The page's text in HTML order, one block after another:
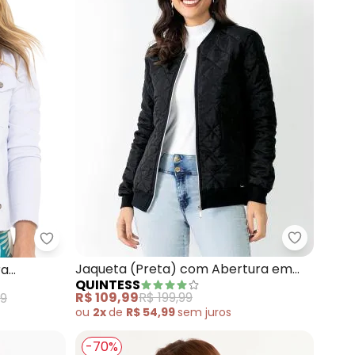
BolsosQuintess - Jaqueta (Branca) com Barra Desfiada
Quintess
Jaqueta (Preta) com Abertura em
Zíper
QUINTESS
R$ 109,99R$ 199,99
ou 2xde R$ 54,99sem juros
-70%